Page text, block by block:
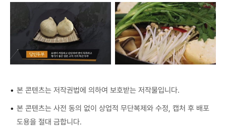
• 본 콘텐츠는 저작권법에 의하여 보호받는 저작물입니다.
• 본 콘텐츠는 사전 동의 없이 상업적 무단복제와 수정, 캡처 후 배포
도용을 절대 금합니다.